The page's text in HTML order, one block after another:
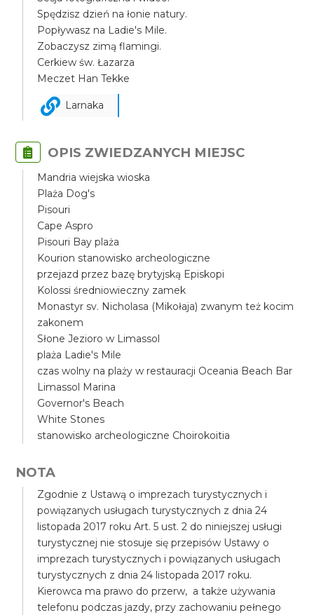
Spędzisz dzień na łonie natury.
Popływasz na Ladie's Mile.
Zobaczysz zimą flamingi.
Cerkiew św. Łazarza
Meczet Han Tekke
Larnaka
OPIS ZWIEDZANYCH MIEJSC
Mandria wiejska wioska
Plaża Dog's
Pisouri
Cape Aspro
Pisouri Bay plaża
Kourion stanowisko archeologiczne
przejazd przez bazę brytyjską Episkopi
Kolossi średniowieczny zamek
Monastyr sv. Nicholasa (Mikołaja) zwanym też kocim
zakonem
Słone Jezioro w Limassol
plaża Ladie's Mile
czas wolny na plaży w restauracji Oceania Beach Bar
Limassol Marina
Governor's Beach
White Stones
stanowisko archeologiczne Choirokoitia
NOTA
Zgodnie z Ustawą o imprezach turystycznych i
powiązanych usługach turystycznych z dnia 24
listopada 2017 roku Art. 5 ust. 2 do niniejszej usługi
turystycznej nie stosuje się przepisów Ustawy o
imprezach turystycznych i powiązanych usługach
turystycznych z dnia 24 listopada 2017 roku.
Kierowca ma prawo do przerw, a także używania
telefonu podczas jazdy, przy zachowaniu pełnego